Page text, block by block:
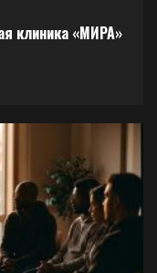
клиника «МИРА»